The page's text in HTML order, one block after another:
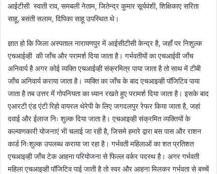
आईटीसी स्वाती राव, समबली नेताम, जितेन्द्र कुमार सूर्यवंशी, शिक्षिकाए सरिता
साहू, बसंती सलाम, दिपिका साहू उपस्थित थे।
ज्ञात हो कि जिला अस्पताल नारायणपुर में आईसीटीसी केन्द्र है, जहाँ पर निशुल्क
एचआईव्ही की जाँच और परामर्श दिया जाता है। गर्भवतीयों का एचआईवी जाँच
अनिवार्य है अगर कोई व्यक्ति एचआईव्ही संक्रमित्र पाया जाता है तो साथ में टीबी
जाँच अनिवार्य कराया जाता है। व्यक्ति का जाँच के बाद एचआइव्ही पॉजिटिव पाया
जाता है तब उत्तर में गोपनियता का ध्यान रखते हुए परामर्श दिया जाता है। इसके बाद
एआरटी एंड एंटी रिहो वायरल थेरेपी के लिए जगदलपुर रेफर किया जाता है, जहां
दवाई और ईलाज निः शुल्क दिया जाता है। एचआइव्ही संक्रमित व्यक्तियों के
कल्याणकारी योजनाएं भी चलाई जा रही है, जिसमे हमारे द्वारा बस पास और राशन
कार्ड निःशुल्क उपलब्ध कराया जा रहा है। गर्भवती महिलाओं का शत प्रतिशत
एचआइव्ही जाँच टेक आहना परियोजना से फिल्ल वर्कर पदस्थ है। अगर गर्भवती
महिला एचआइव्ही पॉजिटिव पाई जाती है तो स्वर और आहना मिलकर गर्भवता से बच्चें